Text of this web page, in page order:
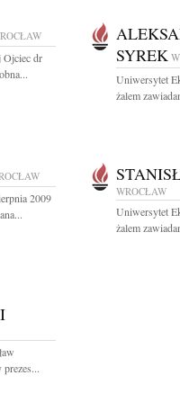
Ojciec dr
SYREK
Uniwersytet
żalem
2009
WROCŁAW
Uniwersytet
żalem